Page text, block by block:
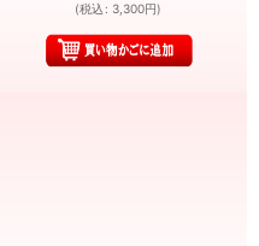
(税込 : 3,300円)